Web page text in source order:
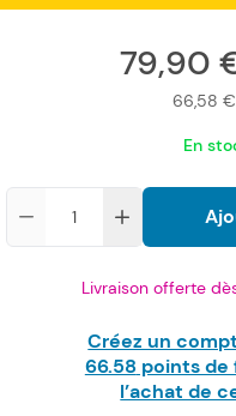
79,90
66,58 €
En
Livraison offerte
Créez un
66.58points de
l’achat de